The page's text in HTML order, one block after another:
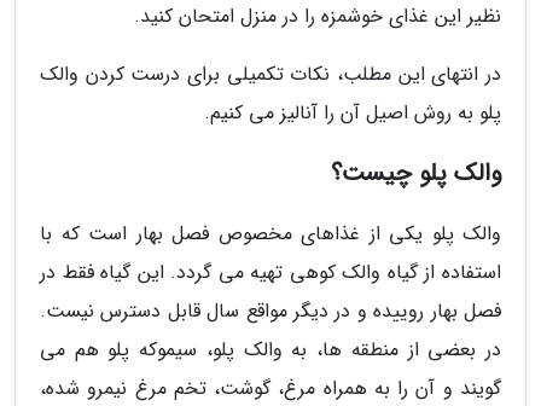
نظیر این غذای خوشمزه را در منزل امتحان کنید.
در انتهای این مطلب، نکات تکمیلی برای درست کردن والک
پلو به روش اصیل آن را آنالیز می کنیم.
والک پلو چیست؟
والک پلو یکی از غذاهای مخصوص فصل بهار است که با
استفاده از گیاه والک کوهی تهیه می گردد. این گیاه فقط در
فصل بهار روییده و در دیگر مواقع سال قابل دسترس نیست.
در بعضی از منطقه ها، به والک پلو، سیموکه پلو هم می
گویند و آن را به همراه مرغ، گوشت، تخم مرغ نیمرو شده،